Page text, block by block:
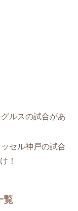
ルスの試合があ
セル神戸の試合
！
覧